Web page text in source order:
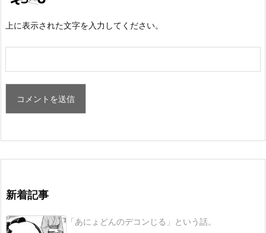
上に表示された文字を入力してください。
新着記事
「あにょどんのデコンじる」という話。